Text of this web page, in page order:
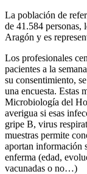
La población de
de 41.584 personas,
Aragón y es
Los profesionales
pacientes a la
su consentimiento,
una encuesta. Estas
Microbiología del
averigua si esas
gripe B, virus
muestras permite
aportan información
enferma (edad,
vacunadas o no…)